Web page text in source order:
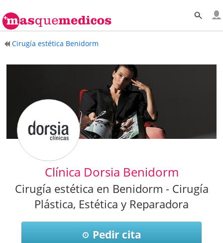
Cirugía estética Benidorm
Clínica Dorsia Benidorm
Cirugía estética en Benidorm - Cirugía
Plástica, Estética y Reparadora
Pedir cita